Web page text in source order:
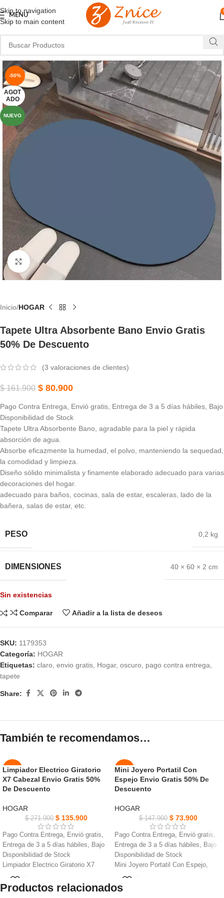
Skip to navigation
Skip to main content
MENU
-50%
AGOT
ADO
NUEVO
Haga Clic Para Ampliar
Inicio HOGAR
Tapete Ultra Absorbente Bano Envio Gratis
50% De Descuento
(3 valoraciones de clientes)
$161.900 $ 80.900
Pago Contra Entrega, Envió gratis, Entrega de 3 a 5 días hábiles, Bajo
Disponibilidad de Stock
Tapete Ultra Absorbente Bano, agradable para la piel y rápida
absorción de agua.
Absorbe eficazmente la humedad, el polvo, manteniendo la sequedad,
la comodidad y limpieza.
Diseño sólido minimalista y finamente elaborado adecuado para varias
decoraciones del hogar.
adecuado para baños, cocinas, sala de estar, escaleras, lado de la
bañera, salas de estar, etc.
PESO 0,2 kg
DIMENSIONES 40 × 60 × 2 cm
Sin existencias
Comparar Añadir a la lista de deseos
SKU: 1179353
Categoría: HOGAR
Etiquetas: claro, envio gratis, Hogar, oscuro, pago contra entrega,
tapete
Share:
También te recomendamos…
-50%
NUEVO
Limpiador Electrico Giratorio
X7 Cabezal Envio Gratis 50%
De Descuento
HOGAR
$271.900 $135.900
Pago Contra Entrega, Envió gratis,
Entrega de 3 a 5 días hábiles, Bajo
Disponibilidad de Stock
Limpiador Electrico Giratorio X7
Cabezal, aborda fácilmente todos
tus desafíos de limpieza.
-50%
NUEVO
Mini Joyero Portatil Con
Espejo Envio Gratis 50% De
Descuento
HOGAR
$147.900 $73.900
Pago Contra Entrega, Envió gratis,
Entrega de 3 a 5 días hábiles, Bajo
Disponibilidad de Stock
Mini Joyero Portatil Con Espejo,
Mantén tus joyas organizadas y
listas para encontrar.
Productos relacionados